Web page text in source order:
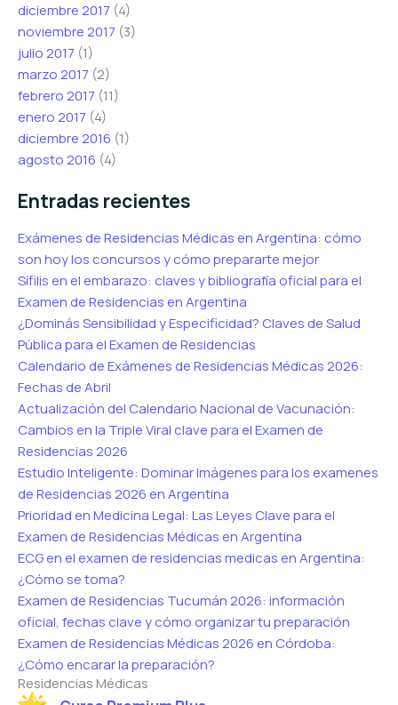
diciembre 2017 (4)
noviembre 2017 (3)
julio 2017 (1)
marzo 2017 (2)
febrero 2017 (11)
enero 2017 (4)
diciembre 2016 (1)
agosto 2016 (4)
Entradas recientes
Exámenes de Residencias Médicas en Argentina: cómo
son hoy los concursos y cómo prepararte mejor
Sífilis en el embarazo: claves y bibliografía oficial para el
Examen de Residencias en Argentina
¿Dominás Sensibilidad y Especificidad? Claves de Salud
Pública para el Examen de Residencias
Calendario de Exámenes de Residencias Médicas 2026:
Fechas de Abril
Actualización del Calendario Nacional de Vacunación:
Cambios en la Triple Viral clave para el Examen de
Residencias 2026
Estudio Inteligente: Dominar Imágenes para los examenes
de Residencias 2026 en Argentina
Prioridad en Medicina Legal: Las Leyes Clave para el
Examen de Residencias Médicas en Argentina
ECG en el examen de residencias medicas en Argentina:
¿Cómo se toma?
Examen de Residencias Tucumán 2026: información
oficial, fechas clave y cómo organizar tu preparación
Examen de Residencias Médicas 2026 en Córdoba:
¿Cómo encarar la preparación?
Residencias Médicas